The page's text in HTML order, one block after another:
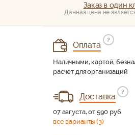
Заказ в один
Данная цена не
Оплата
?
Наличными, картой,
расчет для организаций
Доставка
?
07 августа, от 590 руб.
все варианты (3)